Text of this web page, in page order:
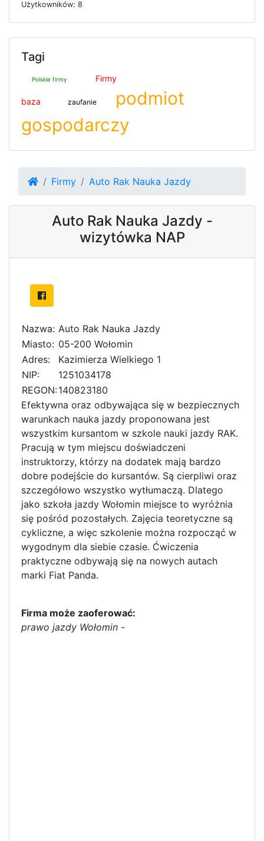
Użytkowników: 8
Tagi
Polskie firmy Firmy
baza zaufanie
podmiot
gospodarczy
Firmy Auto Rak Nauka Jazdy
Auto Rak Nauka Jazdy -
wizytówka NAP
Nazwa: Auto Rak Nauka Jazdy
Miasto: 05-200 Wołomin
Adres:
Kazimierza Wielkiego 1
NIP:
1251034178
REGON:140823180
Efektywna oraz odbywająca się w bezpiecznych
warunkach nauka jazdy proponowana jest
wszystkim kursantom w szkole nauki jazdy RAK.
Pracują w tym miejscu doświadczeni
instruktorzy, którzy na dodatek mają bardzo
dobre podejście do kursantów. Są cierpliwi oraz
szczegółowo wszystko wytłumaczą. Dlatego
jako szkoła jazdy Wołomin miejsce to wyróżnia
się pośród pozostałych. Zajęcia teoretyczne są
cykliczne, a więc szkolenie można rozpocząć w
wygodnym dla siebie czasie. Ćwiczenia
praktyczne odbywają się na nowych autach
marki Fiat Panda.
Firma może zaoferować:
prawo jazdy Wołomin -